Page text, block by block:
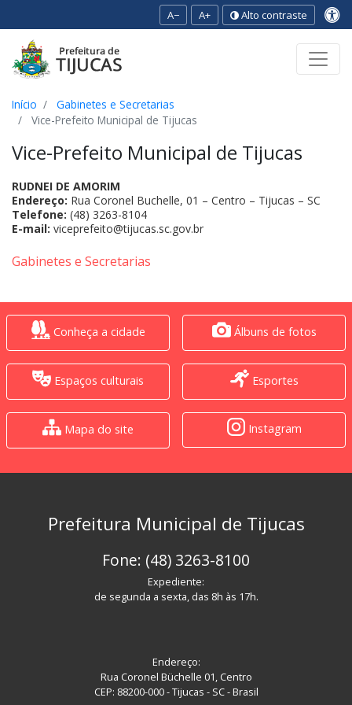
A− A+ Alto contraste
Início
Gabinetes e Secretarias
Vice-Prefeito Municipal de Tijucas
Vice-Prefeito Municipal de Tijucas
RUDNEI DE AMORIM
Endereço: Rua Coronel Buchelle, 01 – Centro – Tijucas – SC
Telefone: (48) 3263-8104
E-mail: viceprefeito@tijucas.sc.gov.br
Gabinetes e Secretarias
Conheça a cidade Álbuns de fotos
Espaços culturais Esportes
Mapa do site Instagram
Prefeitura Municipal de Tijucas
Fone: (48) 3263-8100
Expediente:
de segunda a sexta, das 8h às 17h.
Endereço:
Rua Coronel Büchelle 01, Centro
CEP: 88200-000 - Tijucas - SC - Brasil